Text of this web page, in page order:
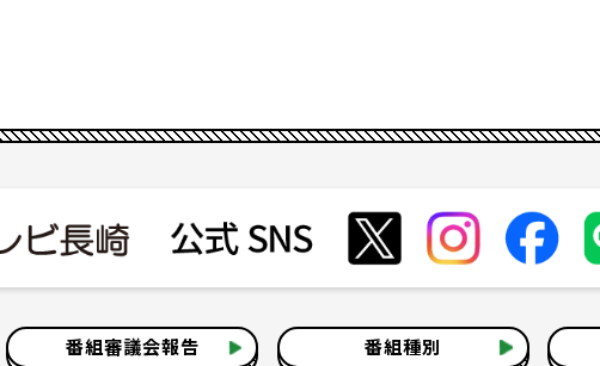
番組審議会報告 番組種別